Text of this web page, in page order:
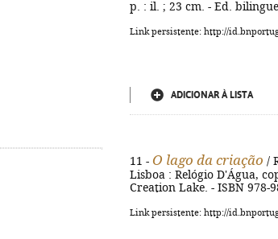
p. : il. ; 23 cm. - Ed.
Link persistente: http://
ADICIONAR À LISTA
11 - O lago da criação /
Lisboa : Relógio D'Água,
Creation Lake. - ISBN 978-
Link persistente: http://